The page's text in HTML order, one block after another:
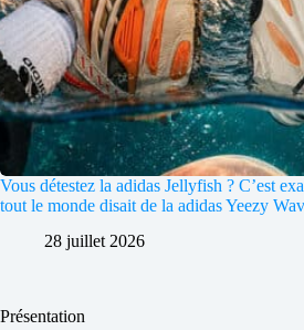
Vous détestez la adidas Jellyfish ? C’est
tout le monde disait de la adidas Yeezy
28 juillet 2026
Présentation